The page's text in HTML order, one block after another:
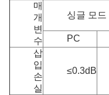
매
개
변
수
싱글 모드
PC
삽
입
손
실
≤0.3dB